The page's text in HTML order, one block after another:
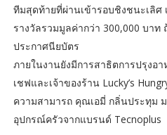
ทีมสุดท้ายที่ผ่านเข้ารอบชิงชนะเลิศ
รางวัลรวมมูลค่ากว่า 300,000 บาท
ประกาศนียบัตร
ภายในงานยังมีการสาธิตการปรุงอ
เชฟและเจ้าของร้าน Lucky’s
ความสามารถ คุณเอมี่ กลิ่นประทุม
อุปกรณ์ครัวจากแบรนด์ Tecnoplus